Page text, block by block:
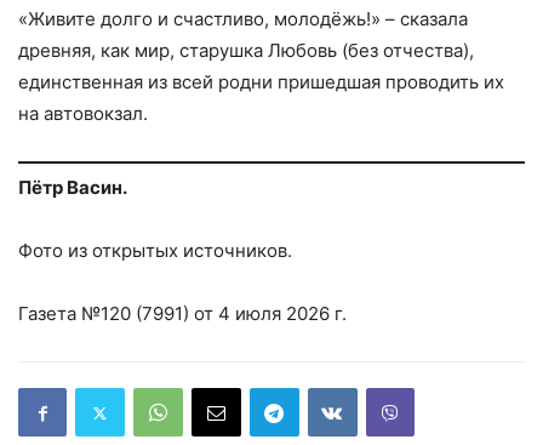
«Живите долго и счастливо, молодёжь!» – сказала
древняя, как мир, старушка Любовь (без отчества),
единственная из всей родни пришедшая проводить их
на автовокзал.
Пётр Васин.
Фото из открытых источников.
Газета №120 (7991) от 4 июля 2026 г.